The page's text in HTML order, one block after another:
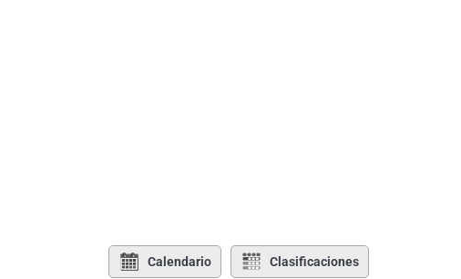
Calendario Clasificaciones